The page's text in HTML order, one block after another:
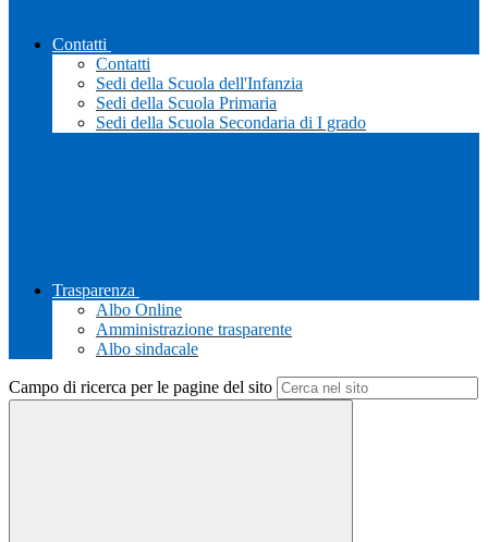
Contatti
Contatti
Sedi della Scuola dell'Infanzia
Sedi della Scuola Primaria
Sedi della Scuola Secondaria di I grado
Trasparenza
Albo Online
Amministrazione trasparente
Albo sindacale
Campo di ricerca per le pagine del sito